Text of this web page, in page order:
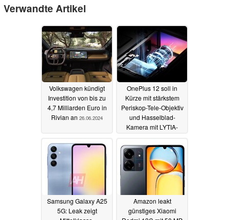
Verwandte Artikel
Volkswagen kündigt
Investition von bis zu
4,7 Milliarden Euro in
Rivian an 26.06.2024
OnePlus 12 soll in
Kürze mit stärkstem
Periskop-Tele-Objektiv
und Hasselblad-
Kamera mit LYTIA-
08.11.2023
Samsung Galaxy A25
5G: Leak zeigt
Amazon leakt
günstiges Xiaomi